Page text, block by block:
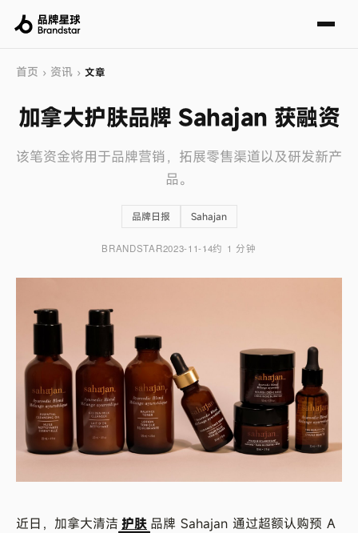
首页 › 资讯 › 文章
加拿大护肤品牌 Sahajan 获融资
该笔资金将用于品牌营销，拓展零售渠道以及研发新产
品。
品牌日报 Sahajan
BRANDSTAR2023-11-14约 1 分钟
近日，加拿大清洁 护肤 品牌 Sahajan 通过超额认购预 A